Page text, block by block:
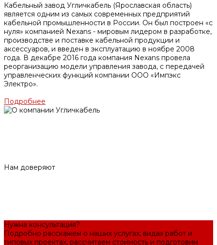
Кабельный завод Угличкабель (Ярославская область)
является одним из самых современных предприятий
кабельной промышленности в России. Он был построен «с
нуля» компанией Nexans - мировым лидером в разработке,
производстве и поставке кабельной продукции и
аксессуаров, и введен в эксплуатацию в ноябре 2008
года. В декабре 2016 года компания Nexans провела
реорганизацию модели управления завода, с передачей
управленческих функций компании ООО «Импэкс
Электро».
Подробнее
Нам доверяют
Нужна консультация?
Подробно расскажем о наших услугах, видах работ и
типовых проектах, рассчитаем стоимость и подготовим